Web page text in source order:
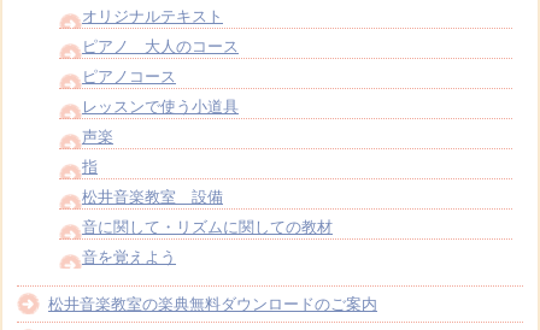
オリジナルテキスト
ピアノ 大人のコース
ピアノコース
レッスンで使う小道具
声楽
指
松井音楽教室 設備
音に関して・リズムに関しての教材
音を覚えよう
松井音楽教室の楽典無料ダウンロードのご案内